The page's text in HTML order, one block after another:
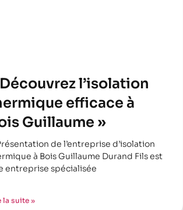
l’isolation
efficace à
Guillaume »
de l’entreprise d’isolation
à Bois Guillaume Durand Fils est
entreprise spécialisée
la suite »